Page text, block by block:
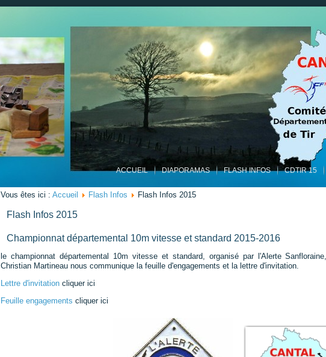
ACCUEIL DIAPORAMAS FLASH INFOS CDTIR 15
Vous êtes ici : Accueil Flash Infos Flash Infos 2015
Flash Infos 2015
Championnat départemental 10m vitesse et standard 2015-2016
le championnat départemental 10m vitesse et standard, organisé par l'Alerte
Christian Martineau nous communique la feuille d'engagements et la lettre d'invitation.
Lettre d'invitation cliquer ici
Feuille engagements cliquer ici